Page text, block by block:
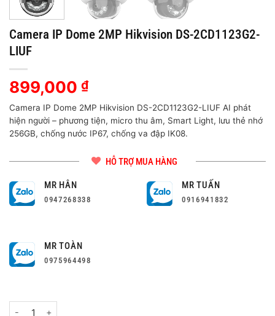
Camera IP Dome 2MP Hikvision DS-2CD1123G2-
LIUF
899,000 ₫
Camera IP Dome 2MP Hikvision DS-2CD1123G2-LIUF AI phát
hiện người – phương tiện, micro thu âm, Smart Light, lưu thẻ nhớ
256GB, chống nước IP67, chống va đập IK08.
HỖ TRỢ MUA HÀNG
MR HÂN
0947268338
MR TUẤN
0916941832
MR TOÀN
0975964498